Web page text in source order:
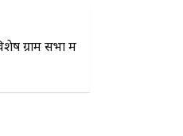
ग्राम सभा में